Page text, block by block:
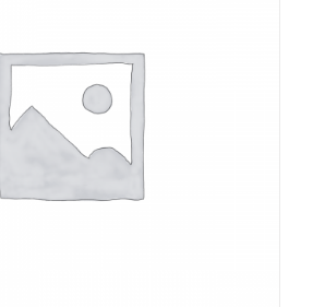
DÉTAILS